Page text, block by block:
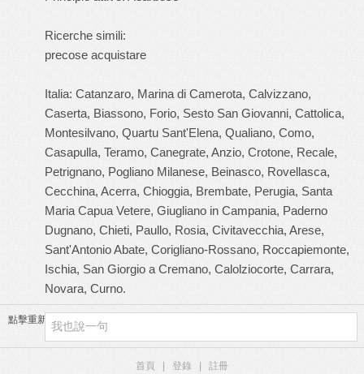
Ricerche simili:
precose acquistare
Italia: Catanzaro, Marina di Camerota, Calvizzano,
Caserta, Biassono, Forio, Sesto San Giovanni, Cattolica,
Montesilvano, Quartu Sant'Elena, Qualiano, Como,
Casapulla, Teramo, Canegrate, Anzio, Crotone, Recale,
Petrignano, Pogliano Milanese, Beinasco, Rovellasca,
Cecchina, Acerra, Chioggia, Brembate, Perugia, Santa
Maria Capua Vetere, Giugliano in Campania, Paderno
Dugnano, Chieti, Paullo, Rosia, Civitavecchia, Arese,
Sant'Antonio Abate, Corigliano-Rossano, Roccapiemonte,
Ischia, San Giorgio a Cremano, Calolziocorte, Carrara,
Novara, Curno.
點擊重新加載
首頁 登錄 註冊